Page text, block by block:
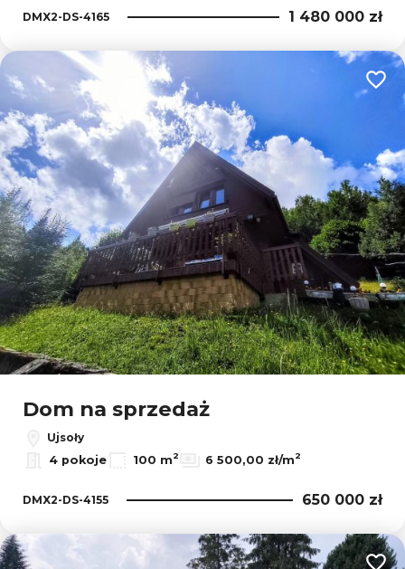
DMX2-DS-4165 1 480 000 zł
Dom na sprzedaż
Ujsoły
4 pokoje
100 m2 6 500,00 zł/m2
DMX2-DS-4155 650 000 zł